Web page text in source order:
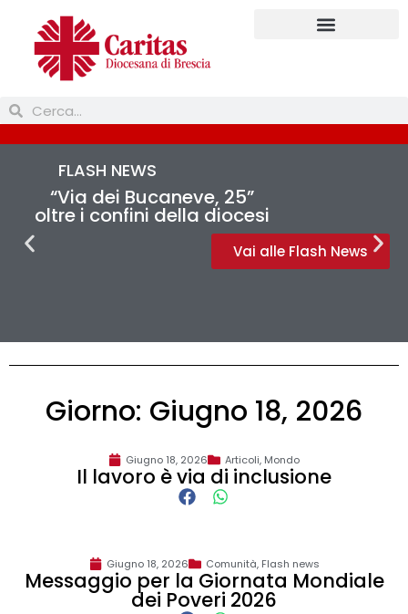
FLASH NEWS
“Via dei Bucaneve, 25”
oltre i confini della diocesi
Vai alle Flash News
Giorno: Giugno 18, 2026
Giugno 18, 2026 Articoli, Mondo
Il lavoro è via di inclusione
Giugno 18, 2026 Comunità, Flash news
Messaggio per la Giornata Mondiale
dei Poveri 2026